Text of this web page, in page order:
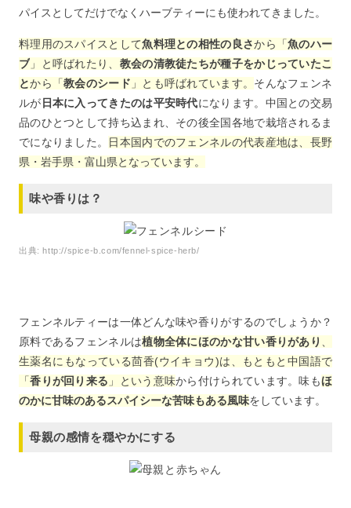
パイスとしてだけでなくハーブティーにも使われてきました。
料理用のスパイスとして魚料理との相性の良さから「魚のハー
ブ 」と呼ばれたり、 教会の清教徒たちが種子をかじっていたこ
とから「教会のシード 」とも呼ばれています。 そんなフェンネ
ルが 日本に入ってきたのは平安時代になります。中国との交易
品のひとつとして持ち込まれ、その後全国各地で栽培されるま
でになりました。
日本国内でのフェンネルの代表産地は、長野
県・岩手県・富山県となっています。
味や香りは？
出典:http://spice-b.com/fennel-spice-herb/
フェンネルティーは一体どんな味や香りがするのでしょうか？
原料であるフェンネルは植物全体にほのかな甘い香りがあり
生薬名にもなっている茴香(ウイキョウ)は、もともと中国語で
「香りが回り来る 」という意味から付けられています。味もほ
のかに甘味のあるスパイシーな苦味もある風味をしています。
母親の感情を穏やかにする